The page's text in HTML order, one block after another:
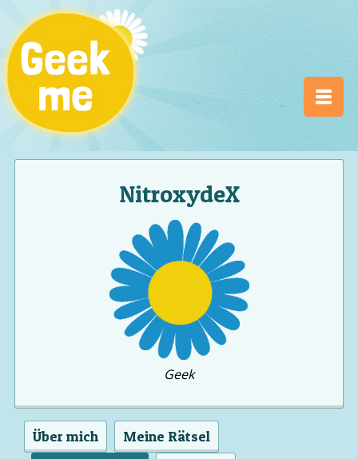
NitroxydeX
Geek
Über mich
Meine Rätsel